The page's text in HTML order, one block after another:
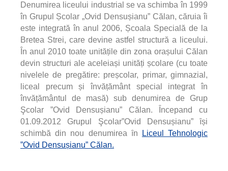
Denumirea liceului industrial se va schimba în 1999
în Grupul Școlar „Ovid Densușianu” Călan, căruia îi
este integrată în anul 2006, Școala Specială de la
Bretea Strei, care devine astfel structură a liceului.
În anul 2010 toate unitățile din zona orașului Călan
devin structuri ale aceleiași unități școlare (cu toate
nivelele de pregătire: preșcolar, primar, gimnazial,
liceal precum și învățământ special integrat în
învățământul de masă) sub denumirea de Grup
Şcolar ”Ovid Densușianu” Călan. Ȋncepand cu
01.09.2012 Grupul Şcolar”Ovid Densușianu” ȋși
schimbă din nou denumirea ȋn
Liceul Tehnologic
”Ovid Densușianu” Călan.